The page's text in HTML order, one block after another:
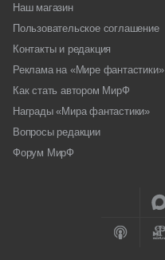
Наш магазин
Пользовательское соглашение
Контакты и редакция
Реклама на «Мире фантастики»
Как стать автором МирФ
Награды «Мира фантастики»
Вопросы редакции
Форум МирФ